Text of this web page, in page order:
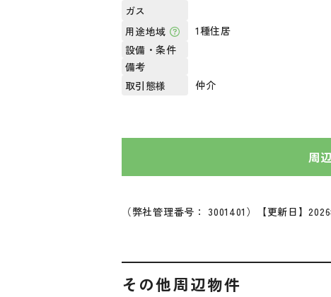
ガス
用途地域
1種住居
設備・条件
備考
取引態様
仲介
周
（弊社管理番号： 3001401） 【更新日】
その他周辺物件